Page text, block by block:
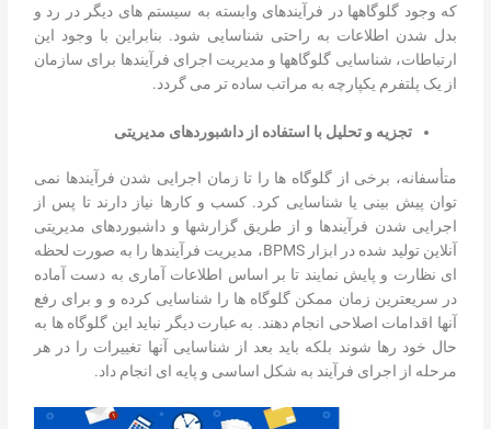
که وجود گلوگاه­ها در فرآیندهای وابسته به سیستم های دیگر در رد و
بدل شدن اطلاعات به راحتی شناسایی شود. بنابراین با وجود این
ارتباطات، شناسایی گلوگاه­ها و مدیریت اجرای فرآیندها برای سازمان
از یک پلتفرم یکپارچه به مراتب ساده تر می گردد.
تجزیه و تحلیل با استفاده از داشبوردهای مدیریتی
متأسفانه، برخی از گلوگاه ها را تا زمان اجرایی شدن فرآیندها نمی
توان پیش بینی یا شناسایی کرد. کسب و کارها نیاز دارند تا پس از
اجرایی شدن فرآیندها و از طریق گزارشها و داشبوردهای مدیریتی
آنلاین تولید شده در ابزار BPMS، مدیریت فرآیندها را به صورت لحظه
ای نظارت و پایش نمایند تا بر اساس اطلاعات آماری به دست آماده
در سریعترین زمان ممکن گلوگاه ها را شناسایی کرده و و برای رفع
آنها اقدامات اصلاحی انجام دهند. به عبارت دیگر نباید این گلوگاه ها به
حال خود رها شوند بلکه باید بعد از شناسایی آنها تغییرات را در هر
مرحله از اجرای فرآیند به شکل اساسی و پایه ای انجام داد.